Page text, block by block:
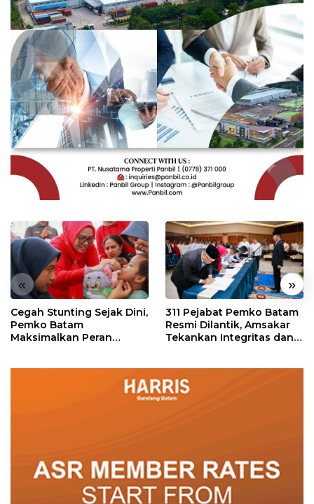
« »
Cegah Stunting Sejak Dini,
Pemko Batam
Maksimalkan Peran
311 Pejabat Pemko Batam
Resmi Dilantik, Amsakar
Tekankan Integritas dan